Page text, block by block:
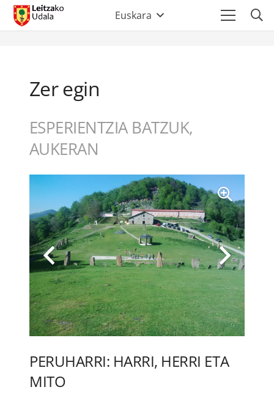
Euskara
Zer egin
ESPERIENTZIA BATZUK,
AUKERAN
PERUHARRI: HARRI, HERRI ETA
MITO